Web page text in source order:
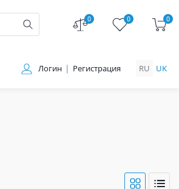
0 0 0
Логин Регистрация RU UK